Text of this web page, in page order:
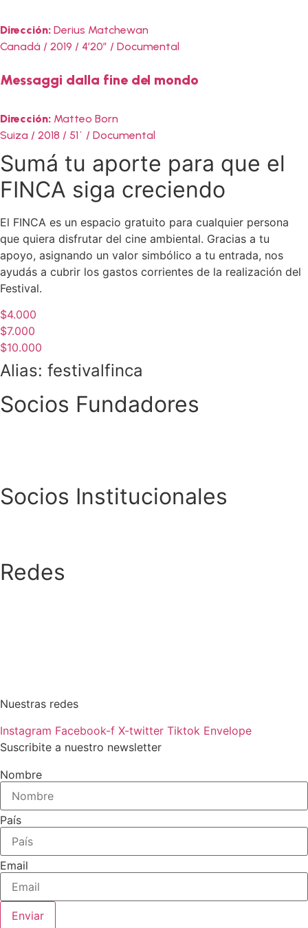
Dirección: Derius Matchewan
Canadá / 2019 / 4’20” / Documental
Messaggi dalla fine del mondo
Dirección: Matteo Born
Suiza / 2018 / 51´ / Documental
Sumá tu aporte para que el
FINCA siga creciendo
El FINCA es un espacio gratuito para cualquier persona
que quiera disfrutar del cine ambiental. Gracias a tu
apoyo, asignando un valor simbólico a tu entrada, nos
ayudás a cubrir los gastos corrientes de la realización del
Festival.
$4.000
$7.000
$10.000
Alias: festivalfinca
Socios Fundadores
Socios Institucionales
Redes
Nuestras redes
Instagram Facebook-f X-twitter Tiktok Envelope
Suscribite a nuestro newsletter
Nombre
País
Email
Enviar